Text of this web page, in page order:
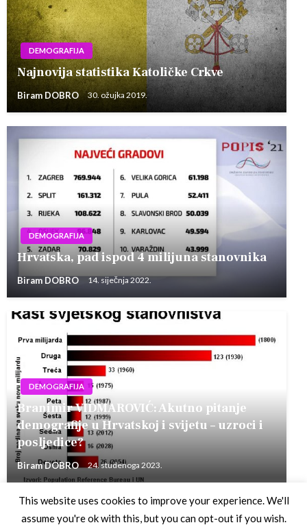
DEMOGRAFIJA
Najnovija statistika Katoličke Crkve
Biram DOBRO 30. ožujka 2019.
DEMOGRAFIJA
Hrvatska, pad ispod 4 milijuna stanovnika
Biram DOBRO 14. siječnja 2022.
DEMOGRAFIJA
Branimir VIDMAROVIĆ: Akutno pitanje
demografije u Hrvatskoj i svijetu – uzroci i
posljedice?
Biram DOBRO 24. studenoga 2023.
This website uses cookies to improve your experience. We'll
assume you're ok with this, but you can opt-out if you wish.